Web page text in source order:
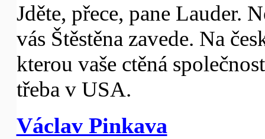
Jděte, přece, pane Lauder.
vás Štěstěna zavede. Na
kterou vaše ctěná
třeba v USA.
Václav Pinkava